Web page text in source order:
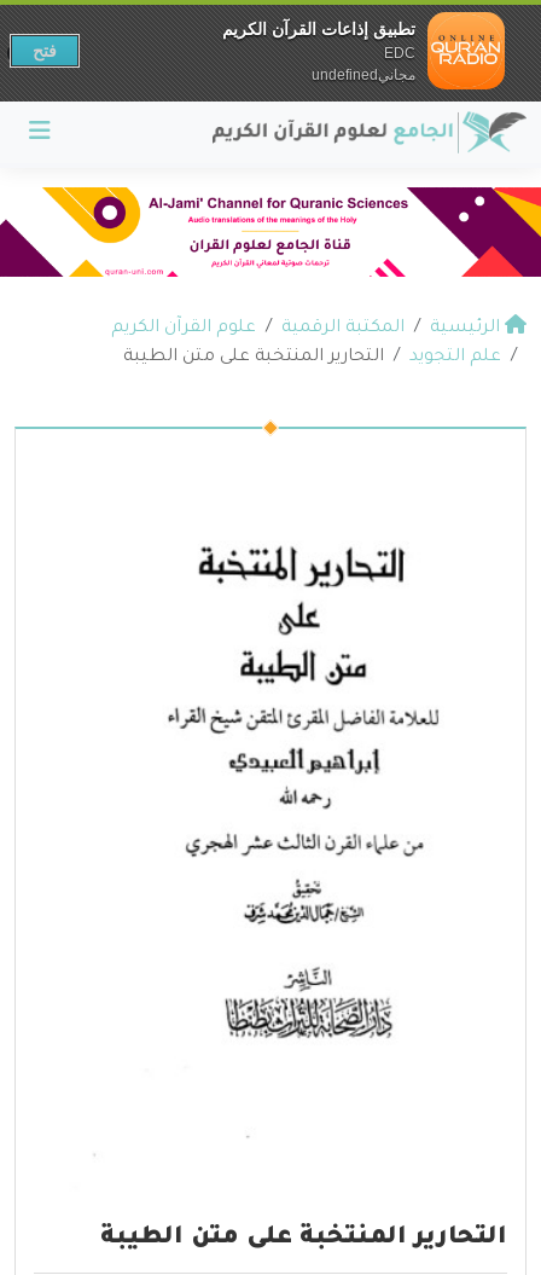
الرئيسية المكتبة الرقمية
علوم القرآن الكريم
علم التجويد
التحارير المنتخبة على متن الطيبة
التحارير المنتخبة على متن الطيبة
تطبيق إذاعات القرآن الكريم
EDC
مجانيundefined
فتح